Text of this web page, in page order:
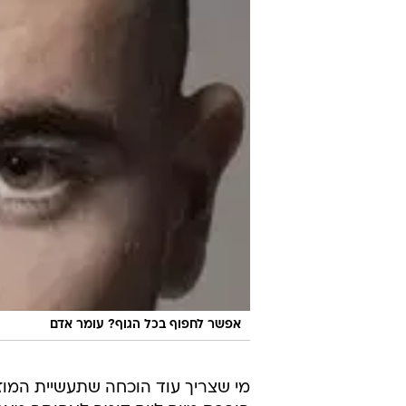
אפשר לחפוף בכל הגוף? עומר אדם
מי שצריך עוד הוכחה שתעשיית